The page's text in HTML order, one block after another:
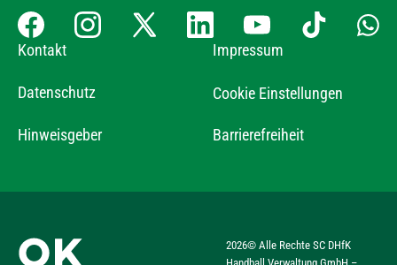
Kontakt Impressum
Datenschutz Cookie Einstellungen
Hinweisgeber Barrierefreiheit
2026© Alle Rechte SC DHfK